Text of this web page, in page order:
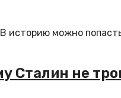
можно
Сталин не